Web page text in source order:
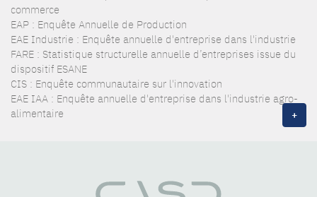
commerce
EAP : Enquête Annuelle de Production
EAE Industrie : Enquête annuelle d'entreprise dans l'industrie
FARE : Statistique structurelle annuelle d’entreprises issue du
dispositif ESANE
CIS : Enquête communautaire sur l'innovation
EAE IAA : Enquête annuelle d'entreprise dans l'industrie agro-
alimentaire
+